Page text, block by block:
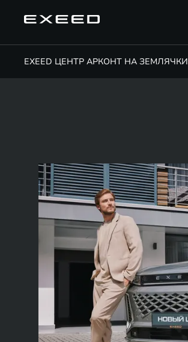
EXEED ЦЕНТР АРКОНТ НА ЗЕМЛЯЧКИ